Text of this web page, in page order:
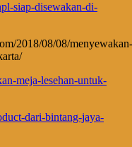
siap-disewakan-di-
2018/08/08/menyewakan-
meja-lesehan-untuk-
dari-bintang-jaya-